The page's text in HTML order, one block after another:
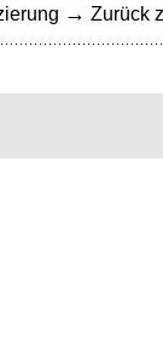
→ Zurück